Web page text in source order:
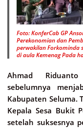
Foto: KonferCab GP
Perekonomian dan
perwakilan Forkominda
di aula Kemenag Pada
Ahmad
sebelumnya
Kabupaten Seluma.
Kepala Sesa Bukit
setelah suksesnya